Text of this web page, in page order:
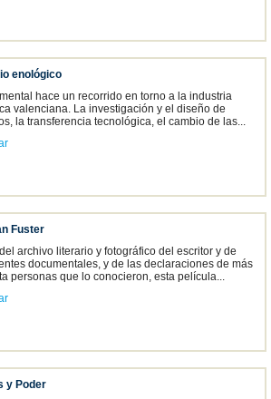
enológico
hace un recorrido en torno a la industria
valenciana. La investigación y el diseño de
la transferencia tecnológica, el cambio de las...
Fuster
archivo literario y fotográfico del escritor y de
documentales, y de las declaraciones de más
personas que lo conocieron, esta película...
y Poder